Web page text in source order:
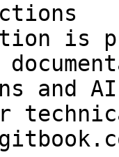
is
and